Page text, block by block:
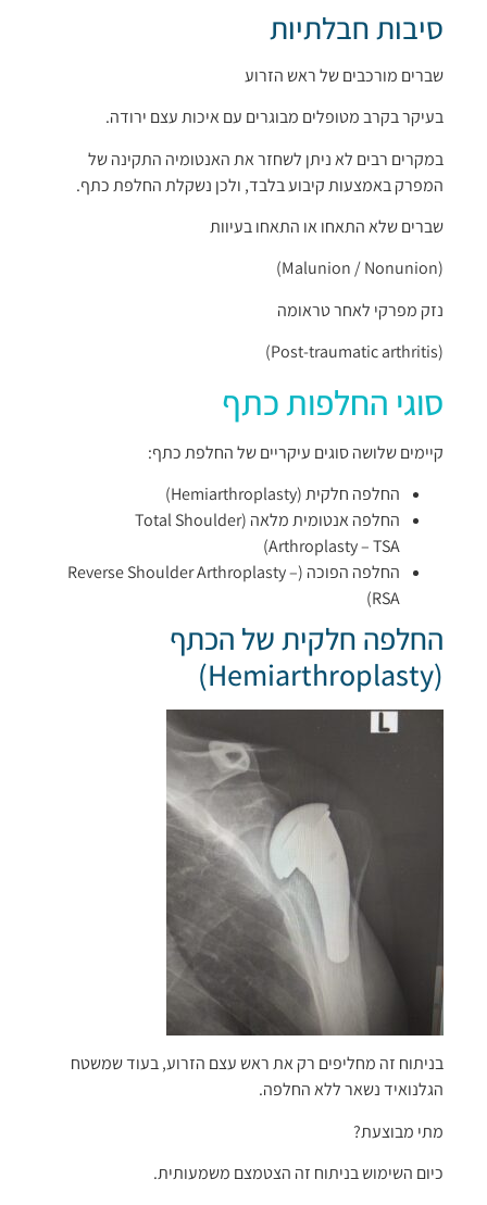
סיבות חבלתיות
שברים מורכבים של ראש הזרוע
בעיקר בקרב מטופלים מבוגרים עם איכות עצם ירודה.
במקרים רבים לא ניתן לשחזר את האנטומיה התקינה של
המפרק באמצעות קיבוע בלבד, ולכן נשקלת החלפת כתף.
שברים שלא התאחו או התאחו בעיוות
(Malunion / Nonunion)
נזק מפרקי לאחר טראומה
(Post-traumatic arthritis)
סוגי החלפות כתף
קיימים שלושה סוגים עיקריים של החלפת כתף:
החלפה חלקית (Hemiarthroplasty)
החלפה אנטומית מלאה (Total Shoulder
Arthroplasty – TSA)
החלפה הפוכה (Reverse Shoulder Arthroplasty –
RSA)
החלפה חלקית של הכתף
(Hemiarthroplasty)
בניתוח זה מחליפים רק את ראש עצם הזרוע, בעוד שמשטח
הגלנואיד נשאר ללא החלפה.
מתי מבוצעת?
כיום השימוש בניתוח זה הצטמצם משמעותית.